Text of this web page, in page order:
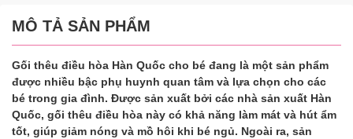
MÔ TẢ SẢN PHẨM
Gối thêu điều hòa Hàn Quốc cho bé đang là một sản phẩm
được nhiều bậc phụ huynh quan tâm và lựa chọn cho các
bé trong gia đình. Được sản xuất bởi các nhà sản xuất Hàn
Quốc, gối thêu điều hòa này có khả năng làm mát và hút ẩm
tốt, giúp giảm nóng và mồ hôi khi bé ngủ. Ngoài ra, sản